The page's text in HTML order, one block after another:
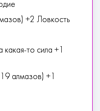
+2 Ловкость
какая-то сила +1
алмазов) +1